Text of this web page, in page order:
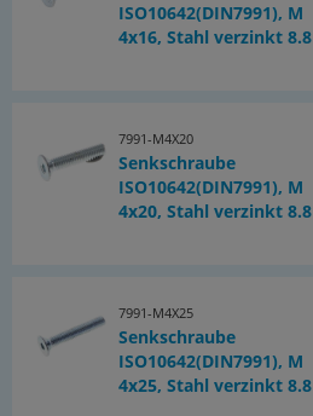
ISO10642(DIN7991), M
4x16, Stahl verzinkt 8.8
7991-M4X20
Senkschraube
ISO10642(DIN7991), M
4x20, Stahl verzinkt 8.8
7991-M4X25
Senkschraube
ISO10642(DIN7991), M
4x25, Stahl verzinkt 8.8